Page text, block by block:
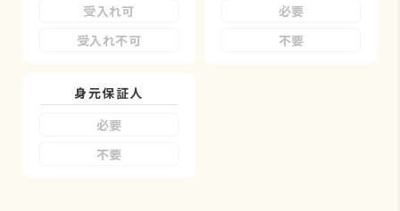
受入れ可
受入れ不可
必要
不要
身元保証人
必要
不要